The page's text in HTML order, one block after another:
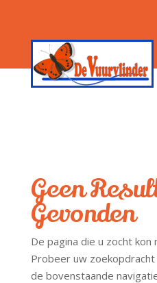
Geen
Gevonden
De pagina die u zocht
Probeer uw
de bovenstaande